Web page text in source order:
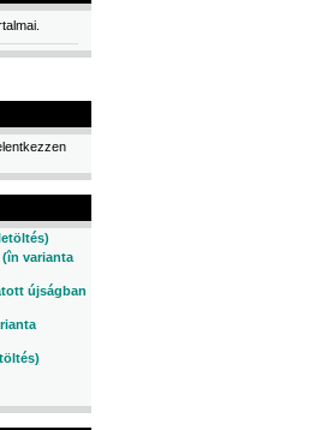
(în varianta
újságban